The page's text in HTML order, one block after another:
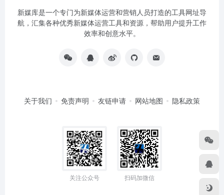
新媒库是一个专门为新媒体运营和营销人员打造的工具网址导
航，汇集各种优秀新媒体运营工具和资源，帮助用户提升工作
效率和创意水平。
关于我们 免责声明 友链申请 网站地图 隐私政策
关注公众号 扫码加微信